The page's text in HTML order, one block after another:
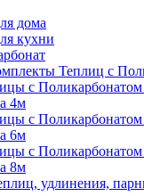
дома
кухни
Теплиц с
с
4м
с
6м
с
8м
удлинения,